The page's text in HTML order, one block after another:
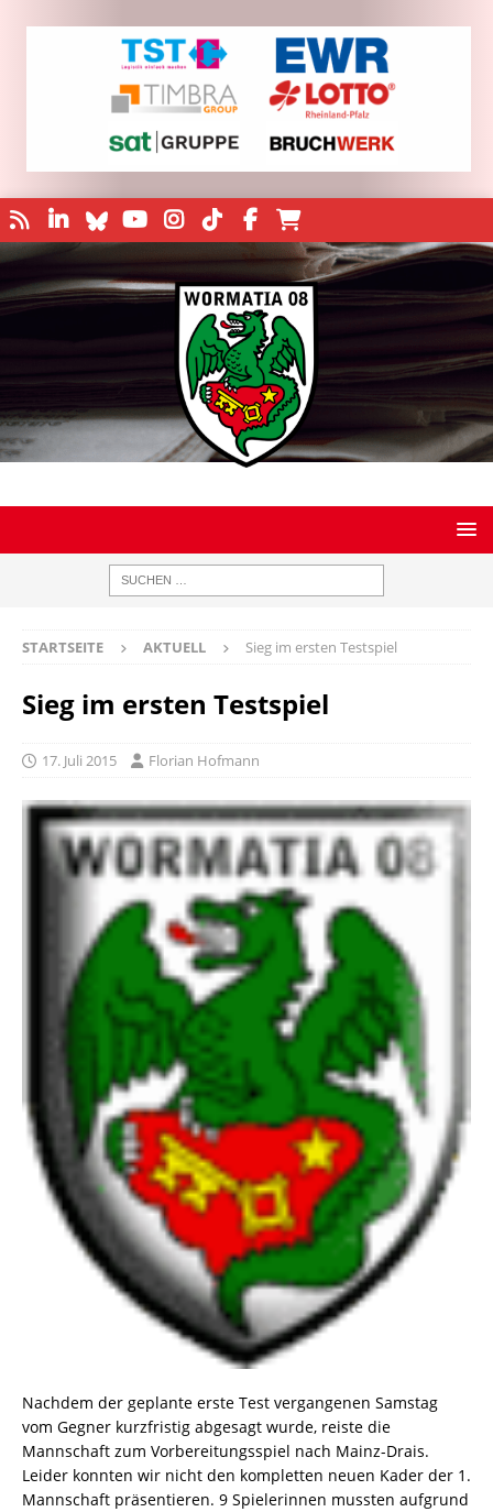
STARTSEITE AKTUELL Sieg im ersten Testspiel
Sieg im ersten Testspiel
17. Juli 2015 Florian Hofmann
Nachdem der geplante erste Test vergangenen Samstag
vom Gegner kurzfristig abgesagt wurde, reiste die
Mannschaft zum Vorbereitungsspiel nach Mainz-Drais.
Leider konnten wir nicht den kompletten neuen Kader der 1.
Mannschaft präsentieren. 9 Spielerinnen mussten aufgrund